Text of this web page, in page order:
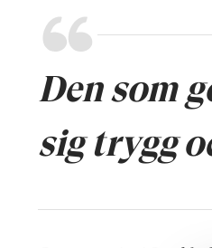
Den som
sig trygg